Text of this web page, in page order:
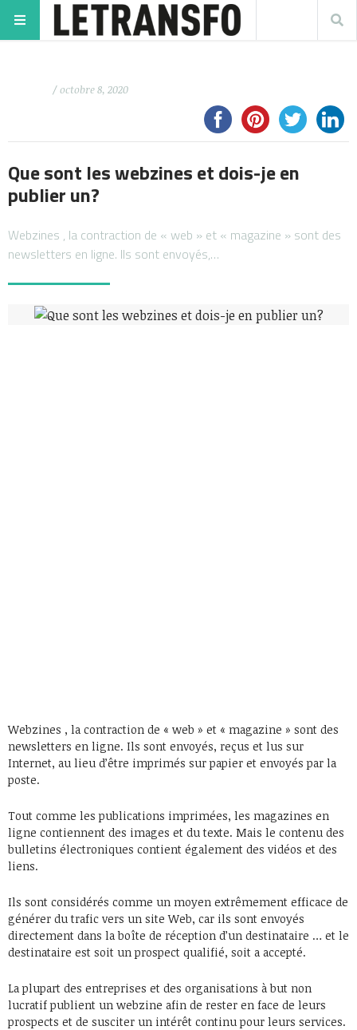
/ octobre 8, 2020
Que sont les webzines et dois-je en
publier un?
Webzines , la contraction de « web » et « magazine » sont des
newsletters en ligne. Ils sont envoyés,…
Webzines , la contraction de « web » et « magazine » sont des
newsletters en ligne. Ils sont envoyés, reçus et lus sur
Internet, au lieu d’être imprimés sur papier et envoyés par la
poste.
Tout comme les publications imprimées, les magazines en
ligne contiennent des images et du texte. Mais le contenu des
bulletins électroniques contient également des vidéos et des
liens.
Ils sont considérés comme un moyen extrêmement efficace de
générer du trafic vers un site Web, car ils sont envoyés
directement dans la boîte de réception d’un destinataire … et le
destinataire est soit un prospect qualifié, soit a accepté.
La plupart des entreprises et des organisations à but non
lucratif publient un webzine afin de rester en face de leurs
prospects et de susciter un intérêt continu pour leurs services.